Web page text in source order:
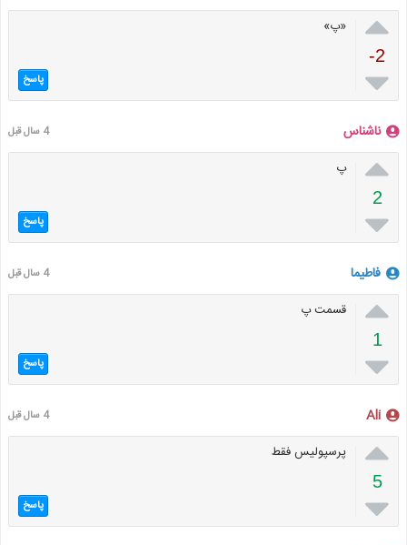

-2

«پ»
پاسخ
ناشناس 4 سال قبل

2

پ
پاسخ
فاطیما 4 سال قبل

1

قسمت پ
پاسخ
Ali 4 سال قبل

5

پرسپولیس فقط
پاسخ